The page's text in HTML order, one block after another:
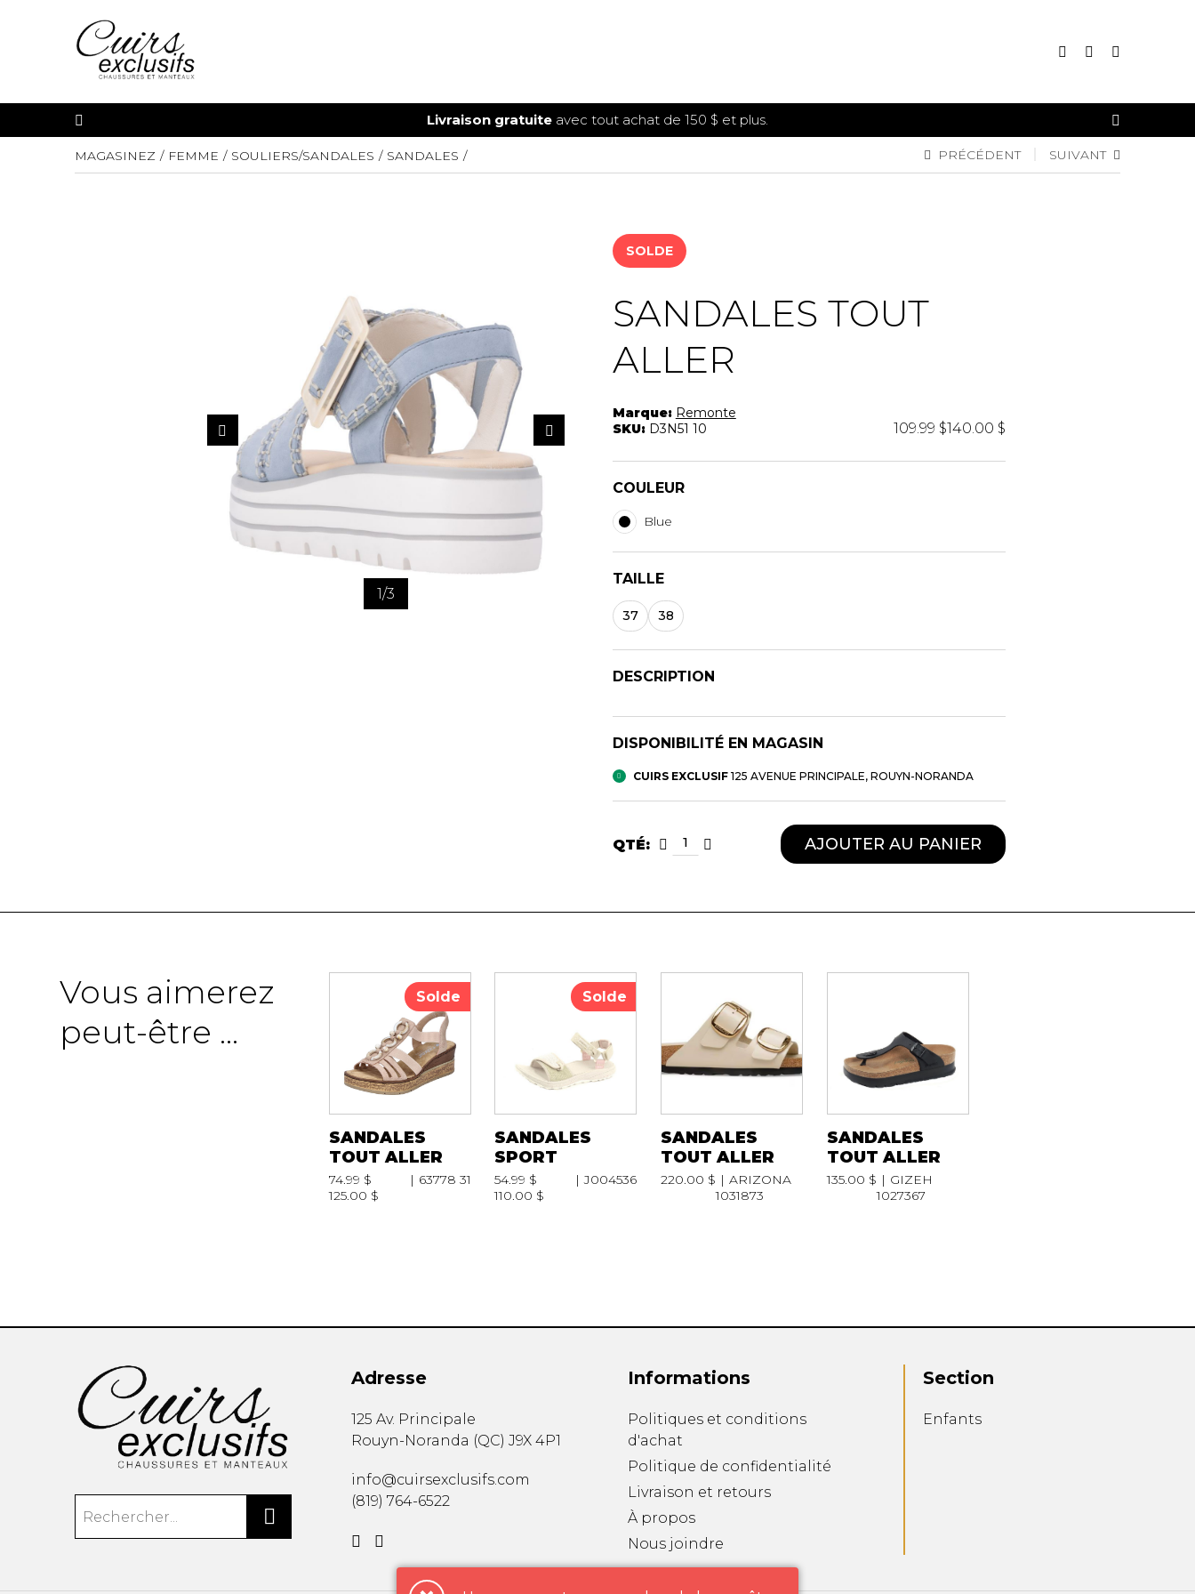
CONNEXION
INSCRIPTION
Livraison gratuite avec tout achat de 150 $ et plus.
MAGASINEZ FEMME SOULIERS/SANDALES SANDALES PRÉCÉDENT SUIVANT
1/3
SOLDE
SANDALES TOUT
ALLER
Marque: Remonte
SKU: D3N51 10 109.99 $140.00 $
COULEUR
Blue
TAILLE
37 38
DESCRIPTION
DISPONIBILITÉ EN MAGASIN
CUIRS EXCLUSIF 125 AVENUE PRINCIPALE, ROUYN-NORANDA
QTÉ: AJOUTER AU PANIER
Vous aimerez
peut-être ...
Solde
SANDALES
TOUT ALLER
74.99 $
125.00 $
63778 31
Solde
SANDALES
SPORT
54.99 $
110.00 $
J004536
SANDALES
TOUT ALLER
220.00 $
ARIZONA
1031873
SANDALES
TOUT ALLER
135.00 $
GIZEH
1027367
Adresse
125 Av. Principale
Rouyn-Noranda (QC) J9X 4P1
info@cuirsexclusifs.com
(819) 764-6522
Informations
Politiques et conditions
d'achat
Politique de confidentialité
Livraison et retours
À propos
Nous joindre
Section
Enfants